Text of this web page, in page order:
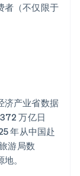
者（不仅限于
济产业省数据
万亿日
年从中国赴
游局数
。